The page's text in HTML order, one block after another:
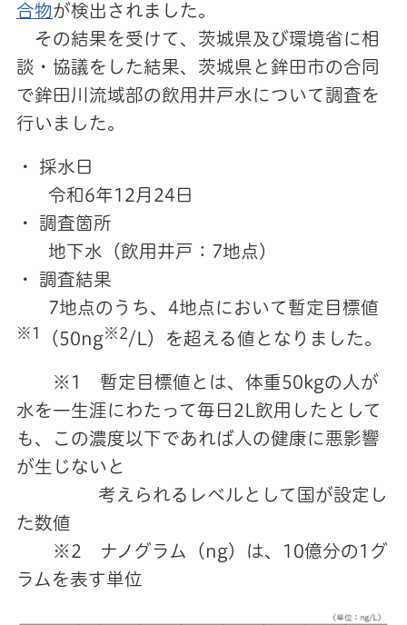
合物が検出されました。
その結果を受けて、茨城県及び環境省に相
談・協議をした結果、茨城県と鉾田市の合同
で鉾田川流域部の飲用井戸水について調査を
行いました。
・ 採水日
令和6年12月24日
・ 調査箇所
地下水（飲用井戸：7地点）
・ 調査結果
7地点のうち、4地点において暫定目標値
※1 （50ng※2/L）を超える値となりました。
※1 暫定目標値とは、体重50kgの人が
水を一生涯にわたって毎日2L飲用したとして
も、この濃度以下であれば人の健康に悪影響
が生じないと
考えられるレベルとして国が設定し
た数値
※2 ナノグラム（ng）は、10億分の1グ
ラムを表す単位